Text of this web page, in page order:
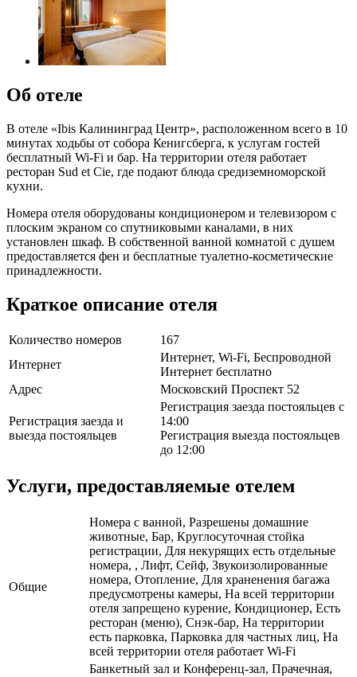
Об отеле
В отеле «Ibis Калининград Центр», расположенном всего в 10
минутах ходьбы от собора Кенигсберга, к услугам гостей
бесплатный Wi-Fi и бар. На территории отеля работает
ресторан Sud et Cie, где подают блюда средиземноморской
кухни.
Номера отеля оборудованы кондиционером и телевизором с
плоским экраном со спутниковыми каналами, в них
установлен шкаф. В собственной ванной комнатой с душем
предоставляется фен и бесплатные туалетно-косметические
принадлежности.
Краткое описание отеля
Количество номеров
167
Интернет
Интернет, Wi-Fi, Беспроводной
Интернет бесплатно
Адрес
Московский Проспект 52
Регистрация заезда и
выезда постояльцев
Регистрация заезда постояльцев с
14:00
Регистрация выезда постояльцев
до 12:00
Услуги, предоставляемые отелем
Общие
Номера с ванной, Разрешены домашние
животные, Бар, Круглосуточная стойка
регистрации, Для некурящих есть отдельные
номера, , Лифт, Сейф, Звукоизолированные
номера, Отопление, Для храненения багажа
предусмотрены камеры, На всей территории
отеля запрещено курение, Кондиционер, Есть
ресторан (меню), Снэк-бар, На территории
есть парковка, Парковка для частных лиц, На
всей территории отеля работает Wi-Fi
Банкетный зал и Конференц-зал, Прачечная,